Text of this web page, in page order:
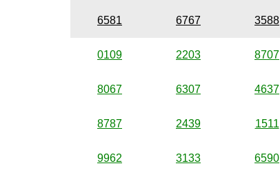
6581 6767 3588
0109 2203 8707
8067 6307 4637
8787 2439 1511
9962 3133 6590